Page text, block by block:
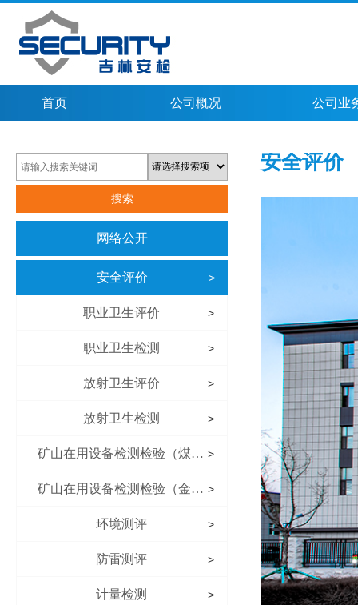
首页 公司概况 公司业
网络公开
安全评价 >
职业卫生评价 >
职业卫生检测 >
放射卫生评价 >
放射卫生检测 >
矿山在用设备检测检验（煤矿） >
矿山在用设备检测检验（金属非金属矿山） >
环境测评 >
防雷测评 >
计量检测 >
安全评价